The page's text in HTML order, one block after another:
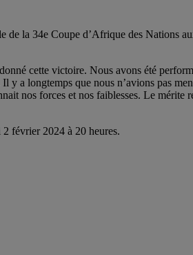
la 34e Coupe d’Afrique des Nations
cette victoire. Nous avons été
y a longtemps que nous n’avions pas
nos forces et nos faiblesses. Le mérite
février 2024 à 20 heures.